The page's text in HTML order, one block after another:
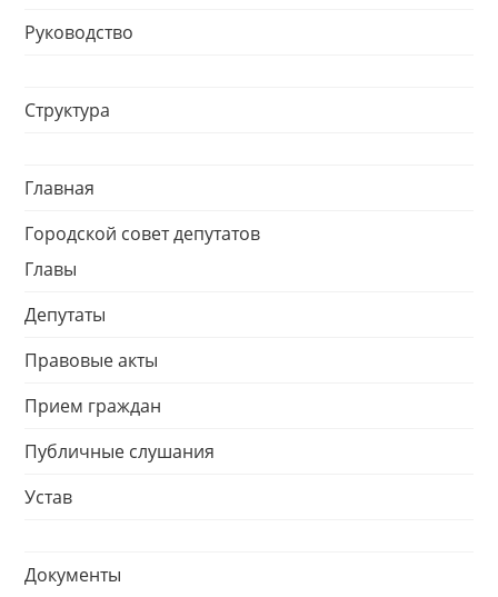
Руководство
Структура
Главная
Городской совет депутатов
Главы
Депутаты
Правовые акты
Прием граждан
Публичные слушания
Устав
Документы